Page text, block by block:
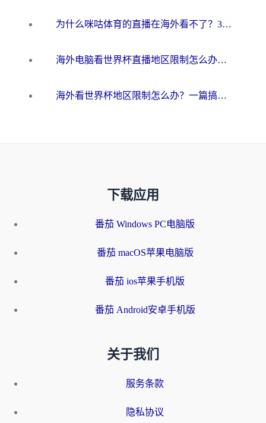
为什么咪咕体育的直播在海外看不了？3步解决海外看世界杯+抖音地区限制难题
海外电脑看世界杯直播地区限制怎么办？你需要一个聪明的加速器
海外看世界杯地区限制怎么办？一篇搞定咪咕视频播放+国内资源无缝访问指南
下载应用
番茄 Windows PC电脑版
番茄 macOS苹果电脑版
番茄 ios苹果手机版
番茄 Android安卓手机版
关于我们
服务条款
隐私协议